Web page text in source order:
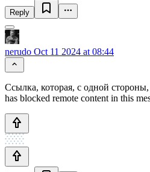
Reply
nerudo Oct 11 2024 at 08:44
Ссылка, которая, с одной
has blocked remote content in this